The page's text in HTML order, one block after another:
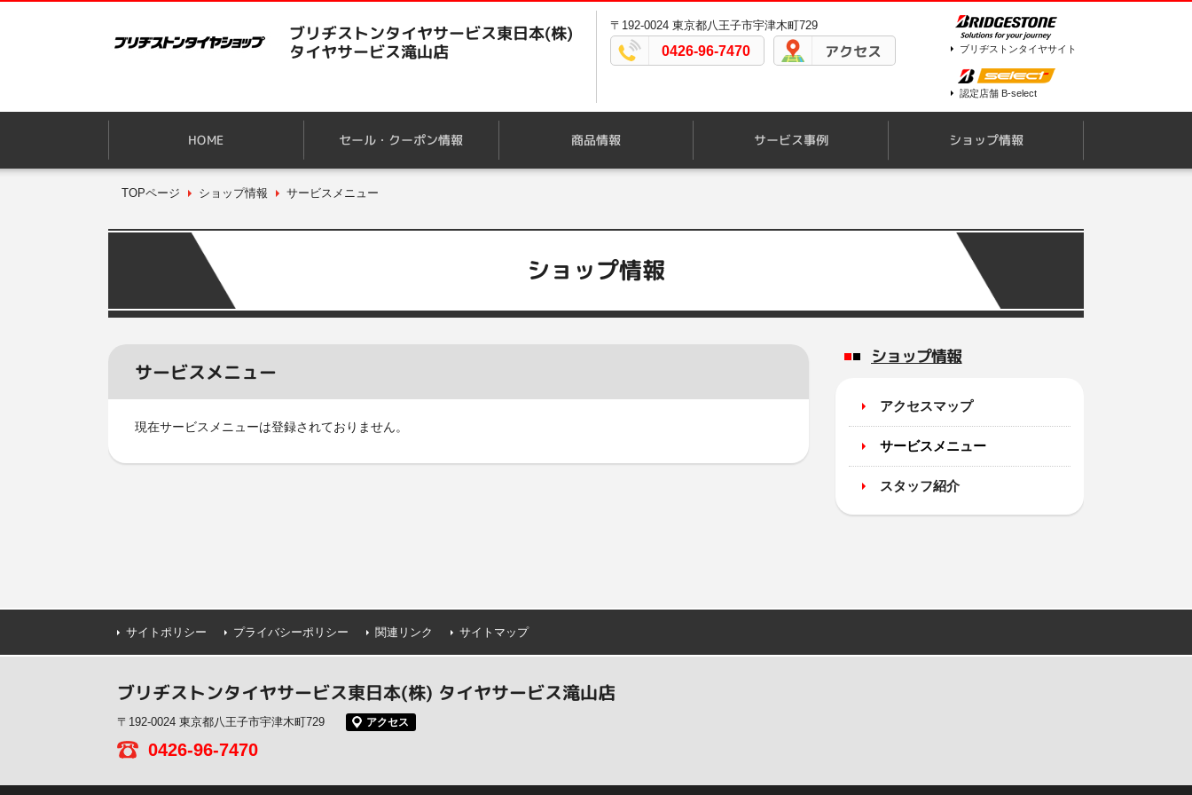
ブリヂストンタイヤサービス東日本(株)
タイヤサービス滝山店
〒192-0024 東京都八王子市宇津木町729
0426-96-7470 アクセス ブリヂストンタイヤサイト
認定店舗 B-select
HOME セール・クーポン情報 商品情報 サービス事例 ショップ情報
TOPページ ショップ情報 サービスメニュー
ショップ情報
サービスメニュー
現在サービスメニューは登録されておりません。
ショップ情報
アクセスマップ
サービスメニュー
スタッフ紹介
サイトポリシー プライバシーポリシー 関連リンク サイトマップ
ブリヂストンタイヤサービス東日本(株) タイヤサービス滝山店
〒192-0024 東京都八王子市宇津木町729 アクセス
0426-96-7470